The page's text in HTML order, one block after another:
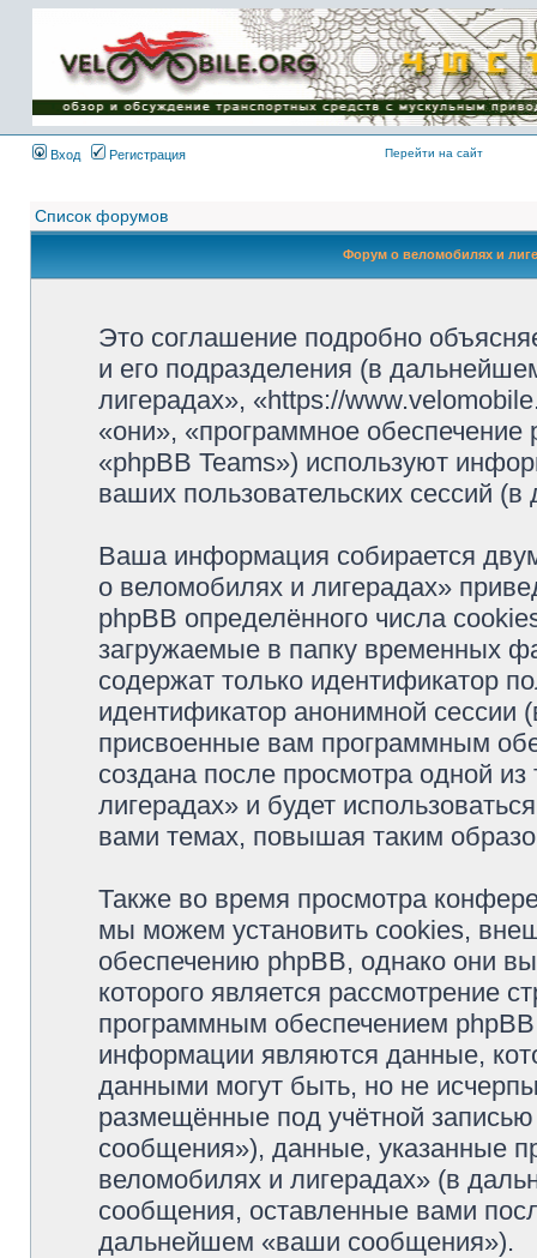
Имя пользователя:
Пароль:
{ LOG_ME_IN_SHORT
}
Вход
Регистрация Перейти на сайт
Список форумов
Форум о веломобилях и
Это соглашение подробно
и его подразделения (в
лигерадах», «https://
«они», «программное
«phpBB Teams») используют
ваших пользовательских сессий
Ваша информация собирается
о веломобилях и лигерадах»
phpBB определённого числа
загружаемые в папку временных
содержат только идентификатор
идентификатор анонимной сессии
присвоенные вам программным
создана после просмотра одной
лигерадах» и будет
вами темах, повышая таким
Также во время просмотра
мы можем установить cookies,
обеспечению phpBB, однако они
которого является рассмотрение
программным обеспечением
информации являются данные,
данными могут быть, но не
размещённые под учётной
сообщения»), данные, указанные
веломобилях и лигерадах» (в
сообщения, оставленные вами
дальнейшем «ваши сообщения»).